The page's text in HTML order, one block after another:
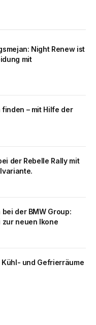
Night Renew ist
mit
– mit Hilfe der
der Rebelle Rally mit
der BMW Group:
zur neuen Ikone
und Gefrierräume